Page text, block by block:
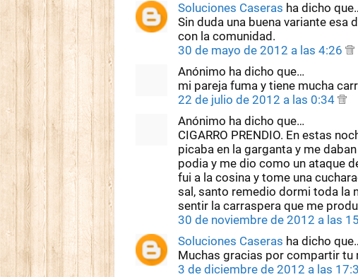
Soluciones Caseras ha dicho
Sin duda una buena variante
con la comunidad.
30 de mayo de 2012 a las 4:26
Anónimo ha dicho que…
mi pareja fuma y tiene mucha
22 de julio de 2012 a las 0:34
Anónimo ha dicho que…
CIGARRO PRENDIO. En estas
picaba en la garganta y me
podia y me dio como un ataque
fui a la cosina y tome una
sal, santo remedio dormi toda la
sentir la carraspera que me
30 de noviembre de 2012 a las
Soluciones Caseras ha dicho
Muchas gracias por compartir tu
3 de diciembre de 2012 a las